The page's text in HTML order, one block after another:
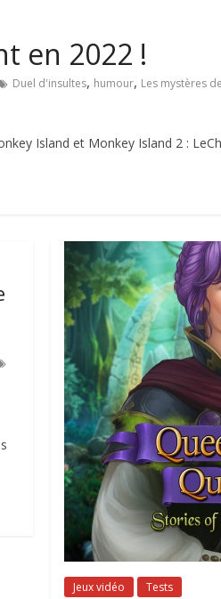
en 2022 !
Duel d'insultes, humour, Les mystères
Island et Monkey Island 2 :
Jeux vidéo Tests